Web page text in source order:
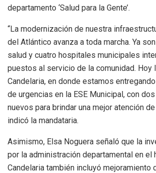
departamento ‘Salud para la Gente’.
“La modernización de nuestra
del Atlántico avanza a toda marcha. Ya
salud y cuatro hospitales municipales
puestos al servicio de la comunidad. Hoy
Candelaria, en donde estamos
de urgencias en la ESE Municipal, con
nuevos para brindar una mejor atención
indicó la mandataria.
Asimismo, Elsa Noguera señaló que la
por la administración departamental en el
Candelaria también incluyó mejoramiento